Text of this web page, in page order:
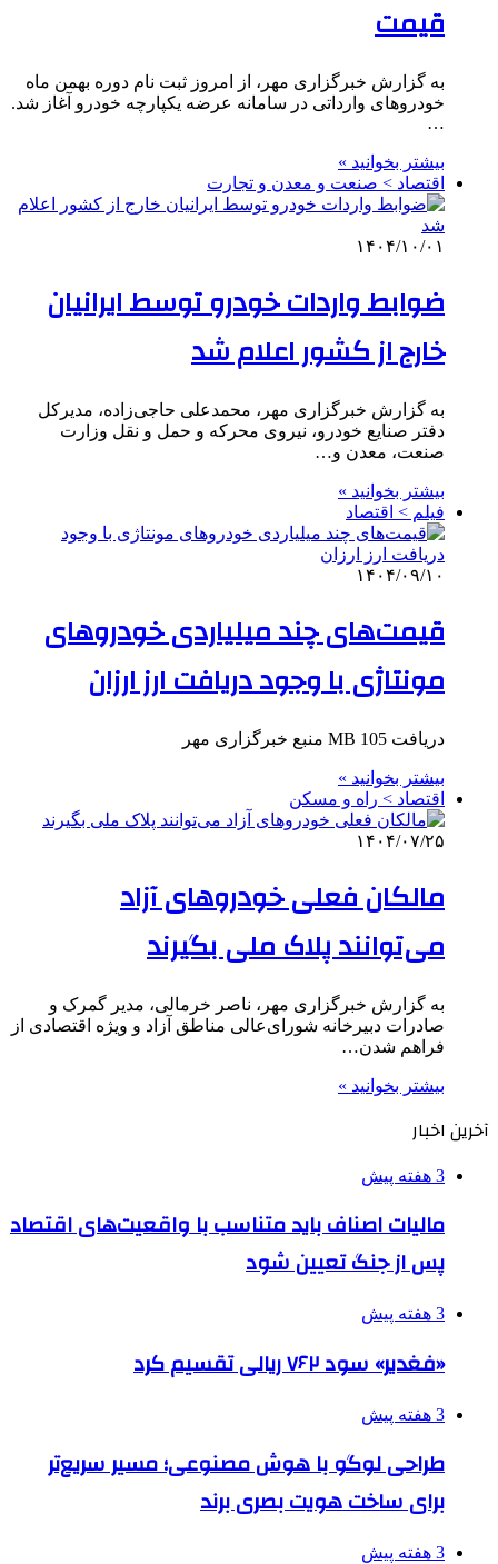
قیمت
به گزارش خبرگزاری مهر، از امروز ثبت نام دوره بهمن ماه
خودروهای وارداتی در سامانه عرضه یکپارچه خودرو آغاز شد.
…
بیشتر بخوانید »
اقتصاد > صنعت و معدن و تجارت
۱۴۰۴/۱۰/۰۱
ضوابط واردات خودرو توسط ایرانیان
خارج از کشور اعلام شد
به گزارش خبرگزاری مهر، محمدعلی حاجی‌زاده، مدیرکل
دفتر صنایع خودرو، نیروی محرکه و حمل و نقل وزارت
صنعت، معدن و…
بیشتر بخوانید »
فیلم > اقتصاد
۱۴۰۴/۰۹/۱۰
قیمت‌های چند میلیاردی خودروهای
مونتاژی با وجود دریافت ارز ارزان
دریافت 105 MB منبع خبرگزاری مهر
بیشتر بخوانید »
اقتصاد > راه و مسکن
۱۴۰۴/۰۷/۲۵
مالکان فعلی خودروهای آزاد
می‌توانند پلاک ملی بگیرند
به گزارش خبرگزاری مهر، ناصر خرمالی، مدیر گمرک و
صادرات دبیرخانه شورای‌عالی مناطق آزاد و ویژه اقتصادی از
فراهم شدن…
بیشتر بخوانید »
آخرین اخبار
3 هفته پیش
مالیات اصناف باید متناسب با واقعیت‌های اقتصاد
پس از جنگ تعیین شود
3 هفته پیش
«فغدیر» سود ۷۶۲ ریالی تقسیم کرد
3 هفته پیش
طراحی لوگو با هوش مصنوعی؛ مسیر سریع‌تر
برای ساخت هویت بصری برند
3 هفته پیش